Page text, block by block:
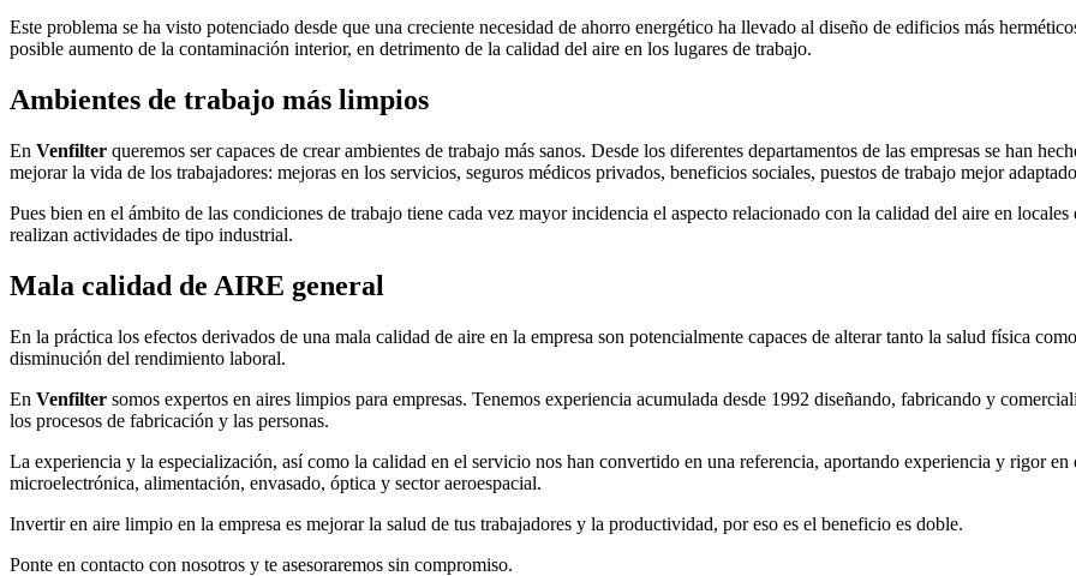
Este problema se ha visto potenciado desde que una creciente necesidad de ahorro energético ha llevado al diseño de edificios más
posible aumento de la contaminación interior, en detrimento de la calidad del aire en los lugares de trabajo.
Ambientes de trabajo más limpios
En Venfilter queremos ser capaces de crear ambientes de trabajo más sanos. Desde los diferentes departamentos de las empresas se han
mejorar la vida de los trabajadores: mejoras en los servicios, seguros médicos privados, beneficios sociales, puestos de trabajo mejor
Pues bien en el ámbito de las condiciones de trabajo tiene cada vez mayor incidencia el aspecto relacionado con la calidad del aire en
realizan actividades de tipo industrial.
Mala calidad de AIRE general
En la práctica los efectos derivados de una mala calidad de aire en la empresa son potencialmente capaces de alterar tanto la salud física
disminución del rendimiento laboral.
En Venfilter somos expertos en aires limpios para empresas. Tenemos experiencia acumulada desde 1992 diseñando, fabricando y
los procesos de fabricación y las personas.
La experiencia y la especialización, así como la calidad en el servicio nos han convertido en una referencia, aportando experiencia y rigor
microelectrónica, alimentación, envasado, óptica y sector aeroespacial.
Invertir en aire limpio en la empresa es mejorar la salud de tus trabajadores y la productividad, por eso es el beneficio es doble.
Ponte en contacto con nosotros y te asesoraremos sin compromiso.